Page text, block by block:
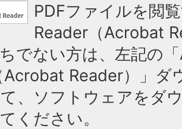
PDFファイルを閲
Reader（Acrobat
でない方は、左記の
Acrobat Reader）」ダ
、ソフトウェアをダ
ください。